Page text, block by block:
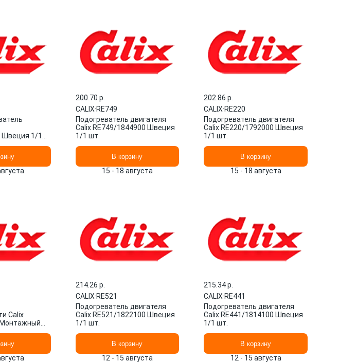
Швеция 1/1
200.70 p.
CALIX·RE749
Подогреватель двигателя
Calix RE749/1844900 Швеция
1/1 шт.
В корзину
15 - 18 августа
202.86 p.
CALIX·RE220
Подогреватель двигателя
Calix RE220/1792000 Швеция
1/1 шт.
В корзину
15 - 18 августа
Calix
214.26 p.
CALIX·RE521
Подогреватель двигателя
Calix RE521/1822100 Швеция
1/1 шт.
В корзину
12 - 15 августа
215.34 p.
CALIX·RE441
Подогреватель двигателя
Calix RE441/1814100 Швеция
1/1 шт.
В корзину
12 - 15 августа